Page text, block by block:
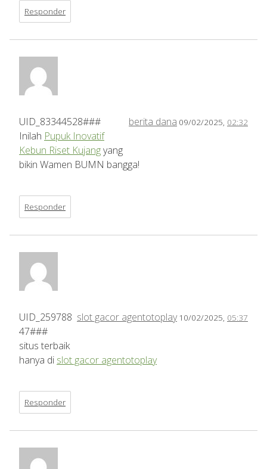
Responder
berita dana 09/02/2025, 02:32
UID_83344528###
Inilah Pupuk Inovatif
Kebun Riset Kujangyang
bikin Wamen BUMN bangga!
Responder
slot gacor agentotoplay 10/02/2025, 05:37
UID_259788
47###
situs terbaik
hanya di slot gacor agentotoplay
Responder